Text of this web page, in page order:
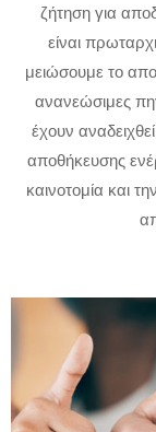
ζήτηση για
είναι
μειώσουμε το
ανανεώσιμες
έχουν
αποθήκευσης
καινοτομία και